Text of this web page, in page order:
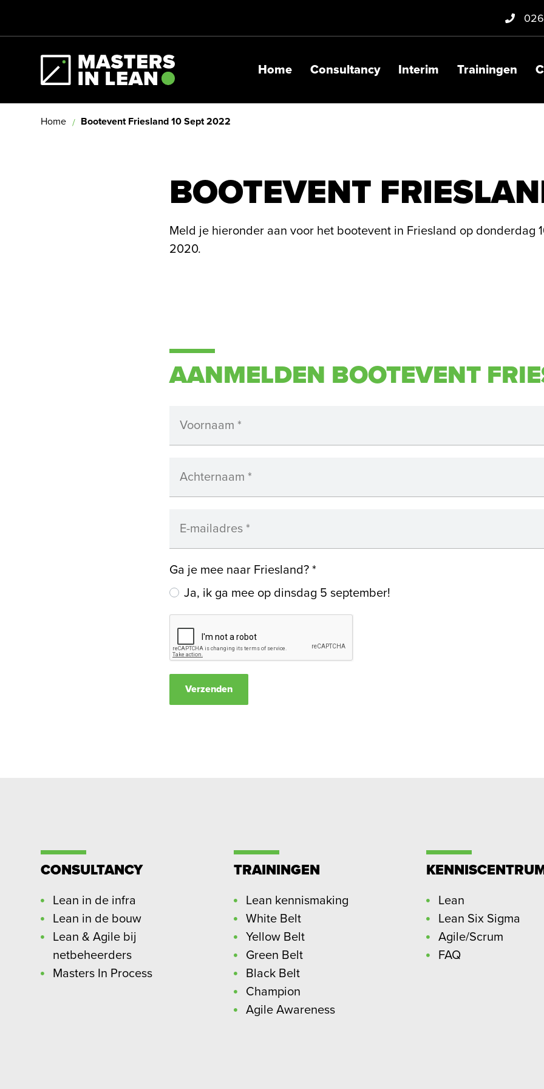
Home Consultancy Interim Trainingen
Home Bootevent Friesland 10 Sept 2022
BOOTEVENT
Meld je hieronder aan voor het bootevent in Friesland op donderdag
2020.
AANMELDEN BOOTEVENT
Voornaam *
Achternaam *
E-mailadres *
Ga je mee naar Friesland? *
Ja, ik ga mee op dinsdag 5 september!
Verzenden
CONSULTANCY
Lean in de infra
Lean in de bouw
Lean & Agile bij
netbeheerders
Masters In Process
TRAININGEN
Lean kennismaking
White Belt
Yellow Belt
Green Belt
Black Belt
Champion
Agile Awareness
Lean
Lean Six Sigma
Agile/Scrum
FAQ